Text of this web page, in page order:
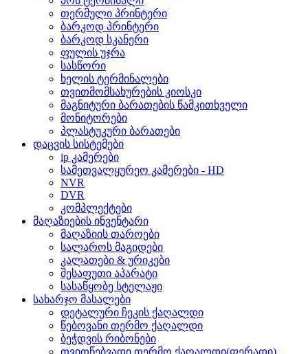
თერმული პრინტერი
ბარკოდ პრინტერი
ბარკოდ სკანერი
ფულის უჯრა
სასწორი
ხელის ტერმინალები
თვითმომსახურების კიოსკი
მაგნიტური ბარათების წამკითხველი
მონიტორები
პლასტუკური ბარათები
დაცვის სისტემები
ip კამერები
სამეთვალყურეო კამერები - HD
NVR
DVR
კომპლექტები
მაღაზიების ინვენტარი
მაღაზიის თაროები
სალაროს მაგიდები
კალათები & ურიკები
შესაფუთი აპარატი
სასაწყობე სტელაჟი
სახარჯო მასალები
დეტალური ჩეკის ქაღალდი
წებოვანი თერმო ქაღალდი
ბეჭდვის რიბონები
თვითწებვადი თერმო ქაღალდი(ფერადი)